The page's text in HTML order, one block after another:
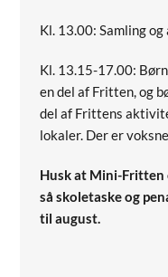
Kl. 13.00: Samling
Kl. 13.15-17.00:
en del af Fritten, og
del af Frittens
lokaler. Der er
Husk at Mini-Fritten
så skoletaske og
til august.